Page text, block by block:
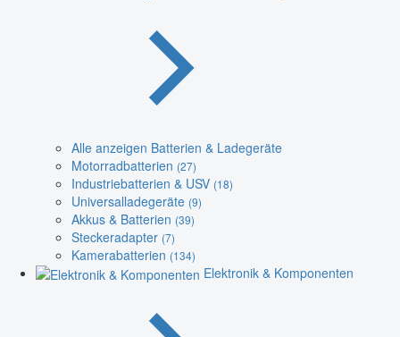
Alle anzeigen Batterien & Ladegeräte
Motorradbatterien (27)
Industriebatterien & USV (18)
Universalladegeräte (9)
Akkus & Batterien (39)
Steckeradapter (7)
Kamerabatterien (134)
Elektronik & Komponenten